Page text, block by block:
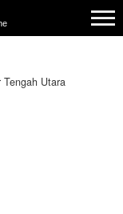
Tengah Utara